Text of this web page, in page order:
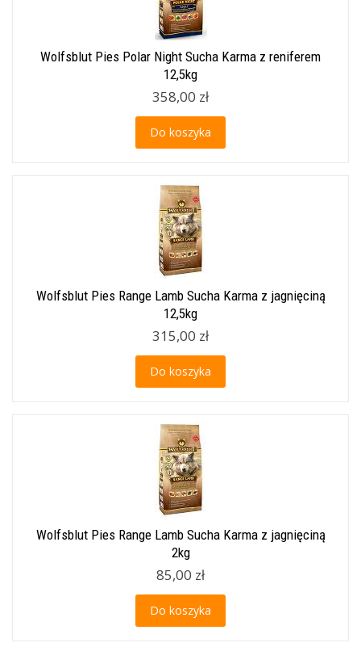
Wolfsblut Pies Polar Night Sucha Karma z reniferem
12,5kg
358,00 zł
Do koszyka
Wolfsblut Pies Range Lamb Sucha Karma z jagnięciną
12,5kg
315,00 zł
Do koszyka
Wolfsblut Pies Range Lamb Sucha Karma z jagnięciną
2kg
85,00 zł
Do koszyka